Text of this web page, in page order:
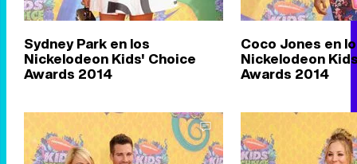
Sydney Park en los
Nickelodeon Kids' Choice
Awards 2014
Coco Jones en
Nickelodeon
Awards 2014